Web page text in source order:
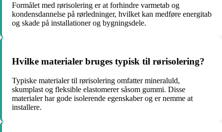
Formålet med rørisolering er at forhindre varmetab og
kondensdannelse på rørledninger, hvilket kan medføre energitab
og skade på installationer og bygningsdele.
Hvilke materialer bruges typisk til rørisolering?
Typiske materialer til rørisolering omfatter mineraluld,
skumplast og fleksible elastomerer såsom gummi. Disse
materialer har gode isolerende egenskaber og er nemme at
installere.